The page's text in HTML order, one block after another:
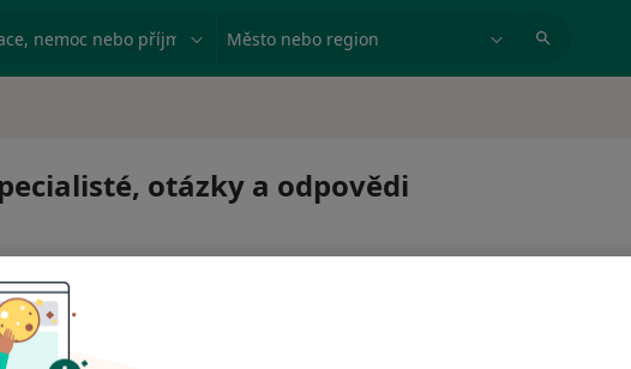
nemoc nebo příjmení Město nebo region
otázky a odpovědi